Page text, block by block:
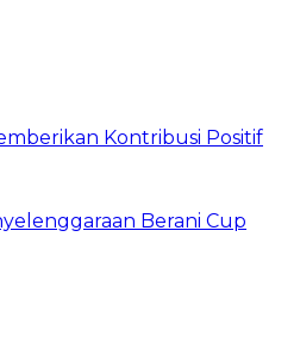
Kontribusi Positif
Berani Cup